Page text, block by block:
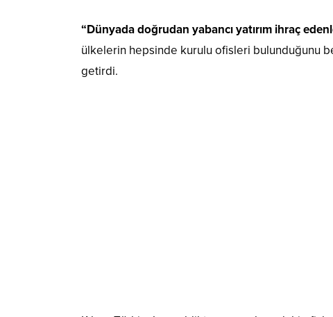
“Dünyada doğrudan yabancı yatırım ihraç
ülkelerin hepsinde kurulu ofisleri bulunduğunu
getirdi.